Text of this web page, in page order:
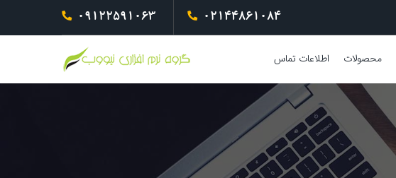
09122591063 02144861084
محصولات اطلاعات تماس